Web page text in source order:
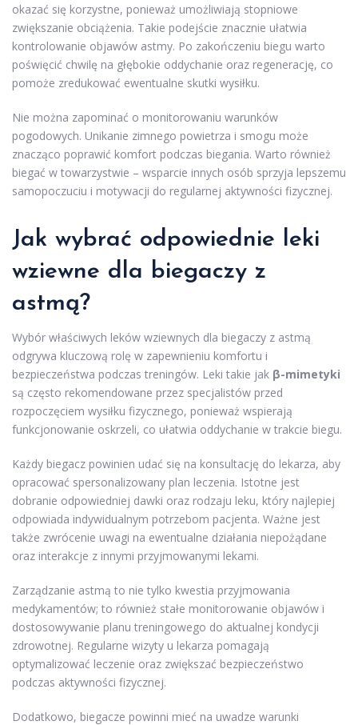
okazać się korzystne, ponieważ umożliwiają stopniowe
zwiększanie obciążenia. Takie podejście znacznie ułatwia
kontrolowanie objawów astmy. Po zakończeniu biegu warto
poświęcić chwilę na głębokie oddychanie oraz regenerację, co
pomoże zredukować ewentualne skutki wysiłku.
Nie można zapominać o monitorowaniu warunków
pogodowych. Unikanie zimnego powietrza i smogu może
znacząco poprawić komfort podczas biegania. Warto również
biegać w towarzystwie – wsparcie innych osób sprzyja lepszemu
samopoczuciu i motywacji do regularnej aktywności fizycznej.
Jak wybrać odpowiednie leki
wziewne dla biegaczy z
astmą?
Wybór właściwych leków wziewnych dla biegaczy z astmą
odgrywa kluczową rolę w zapewnieniu komfortu i
bezpieczeństwa podczas treningów. Leki takie jak β-mimetyki
są często rekomendowane przez specjalistów przed
rozpoczęciem wysiłku fizycznego, ponieważ wspierają
funkcjonowanie oskrzeli, co ułatwia oddychanie w trakcie biegu.
Każdy biegacz powinien udać się na konsultację do lekarza, aby
opracować spersonalizowany plan leczenia. Istotne jest
dobranie odpowiedniej dawki oraz rodzaju leku, który najlepiej
odpowiada indywidualnym potrzebom pacjenta. Ważne jest
także zwrócenie uwagi na ewentualne działania niepożądane
oraz interakcje z innymi przyjmowanymi lekami.
Zarządzanie astmą to nie tylko kwestia przyjmowania
medykamentów; to również stałe monitorowanie objawów i
dostosowywanie planu treningowego do aktualnej kondycji
zdrowotnej. Regularne wizyty u lekarza pomagają
optymalizować leczenie oraz zwiększać bezpieczeństwo
podczas aktywności fizycznej.
Dodatkowo, biegacze powinni mieć na uwadze warunki